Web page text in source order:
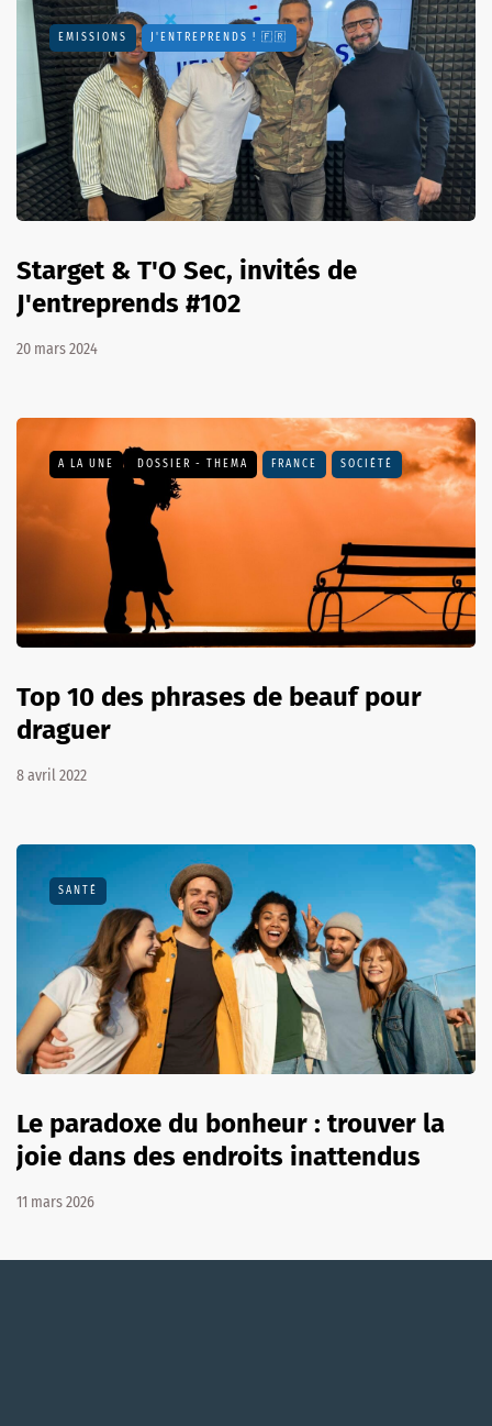
EMISSIONS J'ENTREPRENDS ! 🇫🇷
Starget & T'O Sec, invités de
J'entreprends #102
20 mars 2024
A LA UNE DOSSIER - THEMA FRANCE SOCIÉTÉ
Top 10 des phrases de beauf pour
draguer
8 avril 2022
SANTÉ
Le paradoxe du bonheur : trouver la
joie dans des endroits inattendus
11 mars 2026